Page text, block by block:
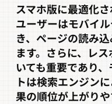
スマホ版に最適化さ
ユーザーはモバイ
き、ページの読み
ます。さらに、レ
いても重要であり
トは検索エンジン
果の順位が上がりや